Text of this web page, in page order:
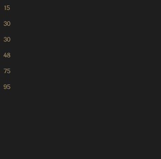
15
30
30
48
75
95